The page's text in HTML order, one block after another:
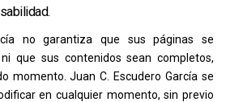
no garantiza que sus páginas se
que sus contenidos sean completos,
momento.Juan C. Escudero Garcíase
en cualquier momento, sin previo